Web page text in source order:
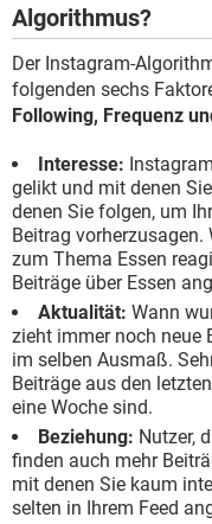
Algorithmus?
Der Instagram-
folgenden sechs
Following, Frequenz
Interesse:
gelikt und mit denen
denen Sie folgen, um
Beitrag vorherzusagen.
zum Thema Essen
Beiträge über Essen
Aktualität: Wann
zieht immer noch neue
im selben Ausmaß.
Beiträge aus den
eine Woche sind.
Beziehung: Nutzer,
finden auch mehr
mit denen Sie kaum
selten in Ihrem Feed